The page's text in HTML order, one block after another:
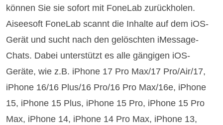
können Sie sie sofort mit FoneLab zurückholen.
Aiseesoft FoneLab scannt die Inhalte auf dem iOS-
Gerät und sucht nach den gelöschten iMessage-
Chats. Dabei unterstützt es alle gängigen iOS-
Geräte, wie z.B. iPhone 17 Pro Max/17 Pro/Air/17,
iPhone 16/16 Plus/16 Pro/16 Pro Max/16e, iPhone
15, iPhone 15 Plus, iPhone 15 Pro, iPhone 15 Pro
Max, iPhone 14, iPhone 14 Pro Max, iPhone 13,